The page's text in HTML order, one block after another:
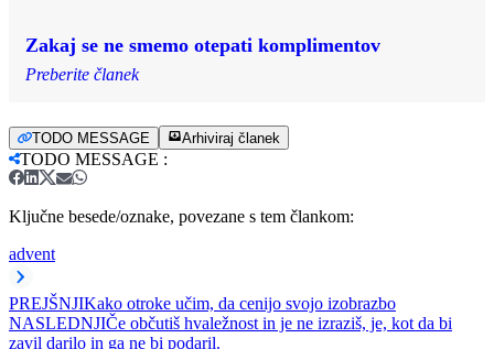
Zakaj se ne smemo otepati komplimentov
Preberite članek
TODO MESSAGE Arhiviraj članek
TODO MESSAGE :
Ključne besede/oznake, povezane s tem člankom:
advent
PREJŠNJIKako otroke učim, da cenijo svojo izobrazbo
NASLEDNJIČe občutiš hvaležnost in je ne izraziš, je, kot da bi
zavil darilo in ga ne bi podaril.